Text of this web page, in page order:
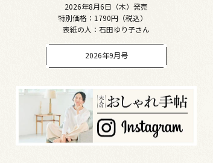
2026年8月6日（木）発売
特別価格：1790円（税込）
表紙の人：石田ゆり子さん
2026年9月号